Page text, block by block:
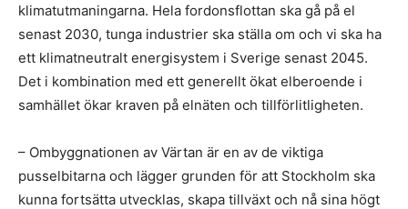
klimatutmaningarna. Hela fordonsflottan ska gå på el
senast 2030, tunga industrier ska ställa om och vi ska ha
ett klimatneutralt energisystem i Sverige senast 2045.
Det i kombination med ett generellt ökat elberoende i
samhället ökar kraven på elnäten och tillförlitligheten.
– Ombyggnationen av Värtan är en av de viktiga
pusselbitarna och lägger grunden för att Stockholm ska
kunna fortsätta utvecklas, skapa tillväxt och nå sina högt